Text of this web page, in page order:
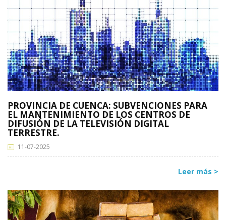
PROVINCIA DE CUENCA: SUBVENCIONES PARA
EL MANTENIMIENTO DE LOS CENTROS DE
DIFUSIÓN DE LA TELEVISIÓN DIGITAL
TERRESTRE.
11-07-2025
Leer más >